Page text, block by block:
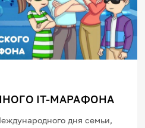
IT-МАРАФОНА
дня семьи,